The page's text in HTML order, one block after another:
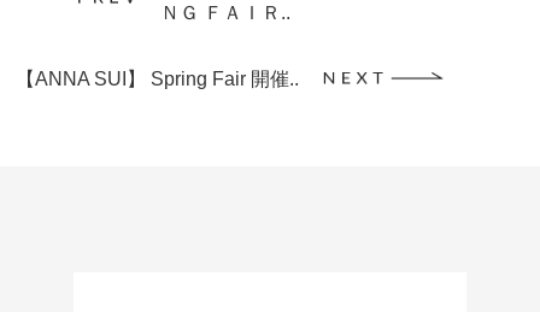
ＮＧ ＦＡＩＲ..
【ANNA SUI】 Spring Fair 開催..